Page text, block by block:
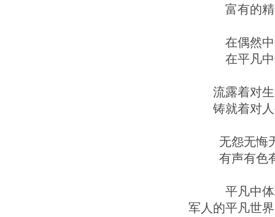
富有的
在偶然
在平凡
流露着对
铸就着对
无怨无悔
有声有色
平凡中
军人的平凡世